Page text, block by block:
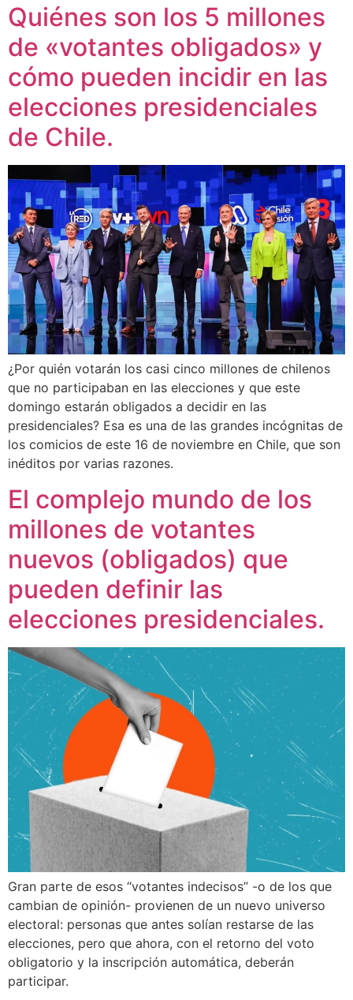
Quiénes son los 5 millones
de «votantes obligados» y
cómo pueden incidir en las
elecciones presidenciales
de Chile.
¿Por quién votarán los casi cinco millones de chilenos
que no participaban en las elecciones y que este
domingo estarán obligados a decidir en las
presidenciales? Esa es una de las grandes incógnitas de
los comicios de este 16 de noviembre en Chile, que son
inéditos por varias razones.
El complejo mundo de los
millones de votantes
nuevos (obligados) que
pueden definir las
elecciones presidenciales.
Gran parte de esos “votantes indecisos” -o de los que
cambian de opinión- provienen de un nuevo universo
electoral: personas que antes solían restarse de las
elecciones, pero que ahora, con el retorno del voto
obligatorio y la inscripción automática, deberán
participar.